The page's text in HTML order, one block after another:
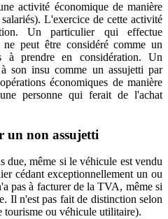
activité économique de manière
L'exercice de cette activité
Un particulier qui effectue
ne peut être considéré comme un
à prendre en considération. Un
son insu comme un assujetti par
économiques de manière
personne qui ferait de l'achat
un non assujetti
due, même si le véhicule est vendu
cédant exceptionnellement un ou
pas à facturer de la TVA, même si
Il n'est pas fait de distinction selon
tourisme ou véhicule utilitaire).